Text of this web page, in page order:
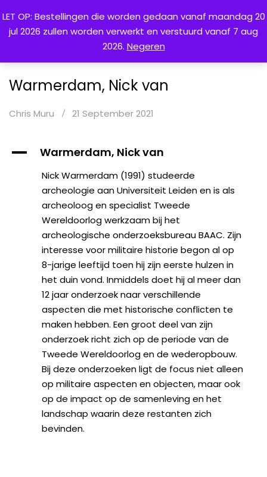
0
Warmerdam, Nick van
Chris Muru 21 September 2021
A Warmerdam, Nick van
Nick Warmerdam (1991) studeerde
archeologie aan Universiteit Leiden en is als
archeoloog en specialist Tweede
Wereldoorlog werkzaam bij het
archeologische onderzoeksbureau BAAC. Zijn
interesse voor militaire historie begon al op
8-jarige leeftijd toen hij zijn eerste hulzen in
het duin vond. Inmiddels doet hij al meer dan
12 jaar onderzoek naar verschillende
aspecten die met historische conflicten te
maken hebben. Een groot deel van zijn
onderzoek richt zich op de periode van de
Tweede Wereldoorlog en de wederopbouw.
Bij deze onderzoeken ligt de focus niet alleen
op militaire aspecten en objecten, maar ook
op de impact op de samenleving en het
landschap waarin deze restanten zich
bevinden.
LET OP: Bestellingen die worden gedaan vanaf maandag 20
jul 2026 zullen worden verwerkt en verstuurd vanaf 7 aug
2026. Negeren